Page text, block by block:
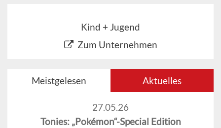
Kind + Jugend
Zum Unternehmen
Meistgelesen Aktuelles
27.05.26
Tonies: „Pokémon“-Special Edition